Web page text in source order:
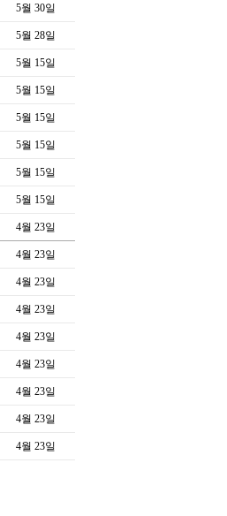
5월 30일
5월 28일
5월 15일
5월 15일
5월 15일
5월 15일
5월 15일
5월 15일
4월 23일
4월 23일
4월 23일
4월 23일
4월 23일
4월 23일
4월 23일
4월 23일
4월 23일